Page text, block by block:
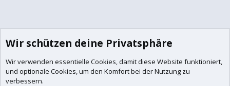
Wir schützen deine Privatsphäre
Wir verwenden essentielle Cookies, damit diese Website funktioniert,
und optionale Cookies, um den Komfort bei der Nutzung zu
verbessern.